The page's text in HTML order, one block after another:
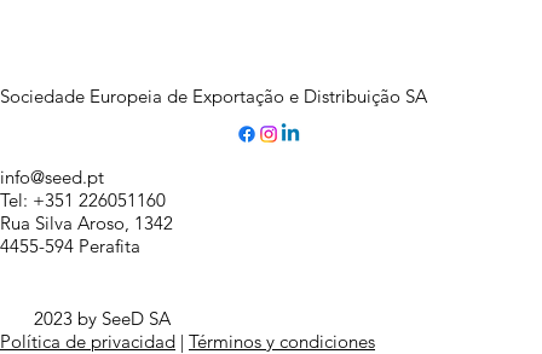
2023 by SeeD SA
Política de privacidad | Términos y condiciones
Sociedade Europeia de Exportação e Distribuição SA
info@seed.pt
Tel: +351 226051160
Rua Silva Aroso, 1342
4455-594 Perafita